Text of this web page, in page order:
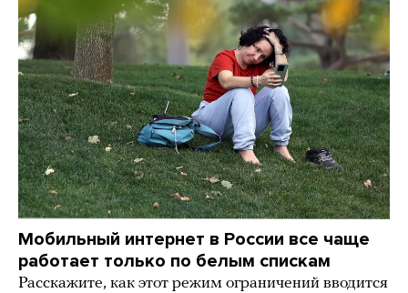
Мобильный интернет в России все чаще
работает только по белым спискам
Расскажите, как этот режим ограничений вводится